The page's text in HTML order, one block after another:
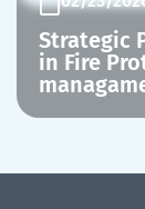
Strategic
in Fire